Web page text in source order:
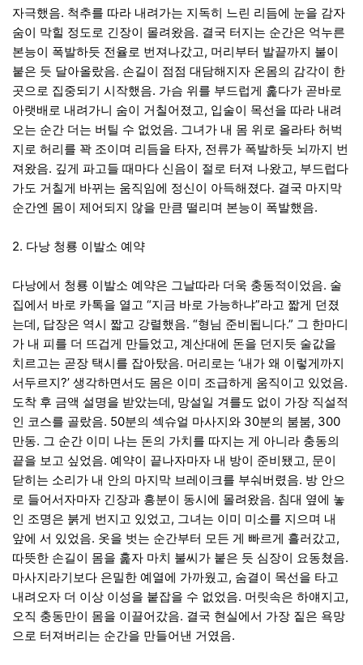
자극했음. 척추를 따라 내려가는 지독히 느린 리듬에 눈을 감자
숨이 막힐 정도로 긴장이 몰려왔음. 결국 터지는 순간은 억누른
본능이 폭발하듯 전율로 번져나갔고, 머리부터 발끝까지 불이
붙은 듯 달아올랐음. 손길이 점점 대담해지자 온몸의 감각이 한
곳으로 집중되기 시작했음. 가슴 위를 부드럽게 훑다가 곧바로
아랫배로 내려가니 숨이 거칠어졌고, 입술이 목선을 따라 내려
오는 순간 더는 버틸 수 없었음. 그녀가 내 몸 위로 올라타 허벅
지로 허리를 꽉 조이며 리듬을 타자, 전류가 폭발하듯 뇌까지 번
져왔음. 깊게 파고들 때마다 신음이 절로 터져 나왔고, 부드럽다
가도 거칠게 바뀌는 움직임에 정신이 아득해졌다. 결국 마지막
순간엔 몸이 제어되지 않을 만큼 떨리며 본능이 폭발했음.
2. 다낭 청룡 이발소 예약
다낭에서 청룡 이발소 예약은 그날따라 더욱 충동적이었음. 술
집에서 바로 카톡을 열고 “지금 바로 가능하냐”라고 짧게 던졌
는데, 답장은 역시 짧고 강렬했음. “형님 준비됩니다.” 그 한마디
가 내 피를 더 뜨겁게 만들었고, 계산대에 돈을 던지듯 술값을
치르고는 곧장 택시를 잡아탔음. 머리로는 ‘내가 왜 이렇게까지
서두르지?’ 생각하면서도 몸은 이미 조급하게 움직이고 있었음.
도착 후 금액 설명을 받았는데, 망설일 겨를도 없이 가장 직설적
인 코스를 골랐음. 50분의 섹슈얼 마사지와 30분의 붐붐, 300
만동. 그 순간 이미 나는 돈의 가치를 따지는 게 아니라 충동의
끝을 보고 싶었음. 예약이 끝나자마자 내 방이 준비됐고, 문이
닫히는 소리가 내 안의 마지막 브레이크를 부숴버렸음. 방 안으
로 들어서자마자 긴장과 흥분이 동시에 몰려왔음. 침대 옆에 놓
인 조명은 붉게 번지고 있었고, 그녀는 이미 미소를 지으며 내
앞에 서 있었음. 옷을 벗는 순간부터 모든 게 빠르게 흘러갔고,
따뜻한 손길이 몸을 훑자 마치 불씨가 붙은 듯 심장이 요동쳤음.
마사지라기보다 은밀한 예열에 가까웠고, 숨결이 목선을 타고
내려오자 더 이상 이성을 붙잡을 수 없었음. 머릿속은 하얘지고,
오직 충동만이 몸을 이끌어갔음. 결국 현실에서 가장 짙은 욕망
으로 터져버리는 순간을 만들어낸 거였음.